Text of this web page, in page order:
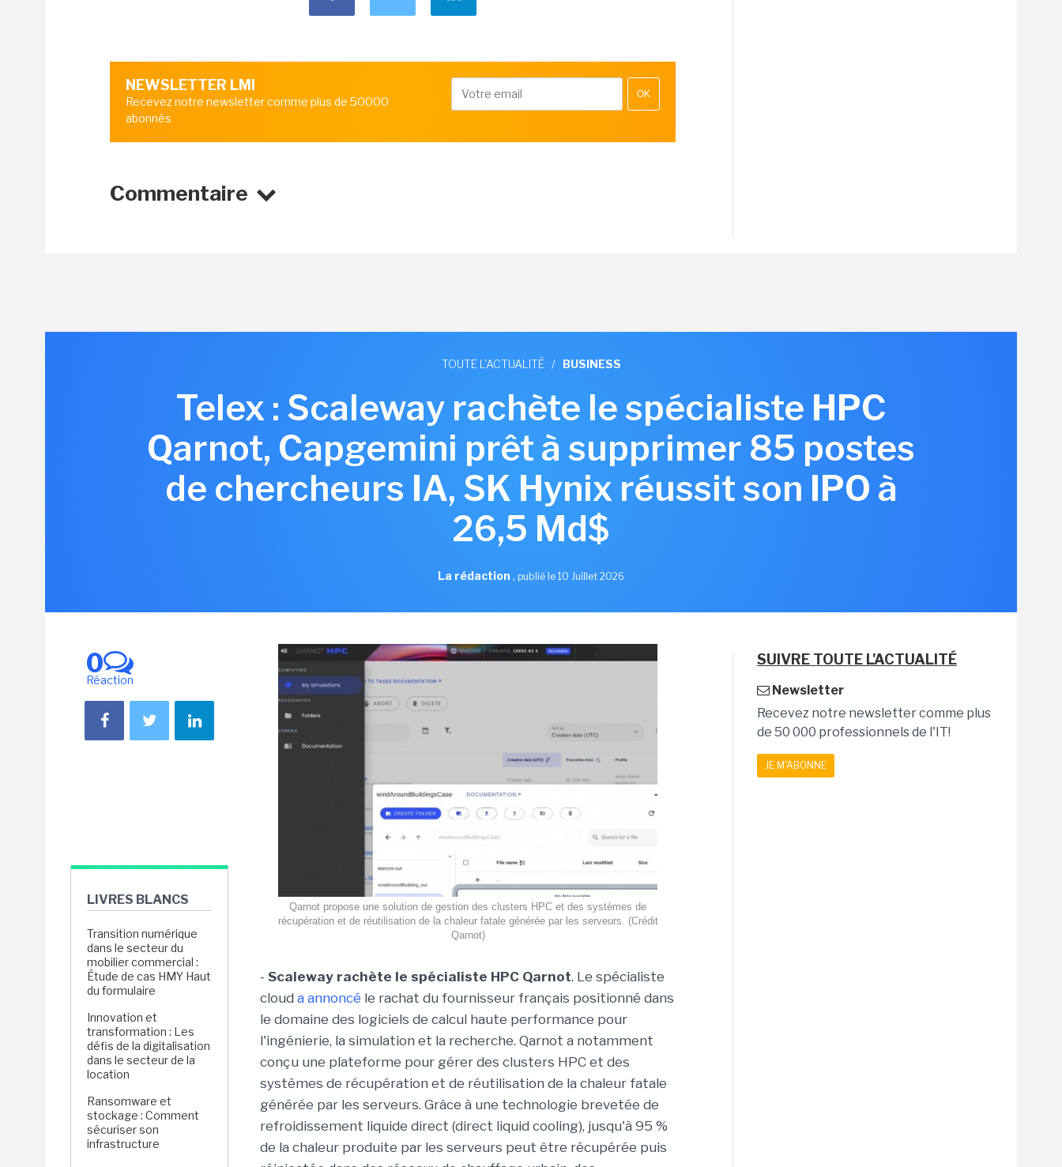
NEWSLETTER LMI
Recevez notre newsletter comme plus de 50000
abonnés
OK
Commentaire
TOUTE L'ACTUALITÉ / BUSINESS
Telex : Scaleway rachète le spécialiste HPC
Qarnot, Capgemini prêt à supprimer 85 postes
de chercheurs IA, SK Hynix réussit son IPO à
26,5 Md$
La rédaction , publié le 10 Juillet 2026
0
Réaction
LIVRES BLANCS
Transition numérique
dans le secteur du
mobilier commercial :
Étude de cas HMY Haut
du formulaire
Innovation et
transformation : Les
défis de la digitalisation
dans le secteur de la
location
Ransomware et
stockage : Comment
sécuriser son
infrastructure
Qarnot propose une solution de gestion des clusters HPC et des systèmes de
récupération et de réutilisation de la chaleur fatale générée par les serveurs. (Crédit
Qarnot)
- Scaleway rachète le spécialiste HPC Qarnot. Le spécialiste
cloud a annoncé le rachat du fournisseur français positionné dans
le domaine des logiciels de calcul haute performance pour
l'ingénierie, la simulation et la recherche. Qarnot a notamment
conçu une plateforme pour gérer des clusters HPC et des
systèmes de récupération et de réutilisation de la chaleur fatale
générée par les serveurs. Grâce à une technologie brevetée de
refroidissement liquide direct (direct liquid cooling), jusqu'à 95 %
de la chaleur produite par les serveurs peut être récupérée puis
SUIVRE TOUTE L'ACTUALITÉ
Newsletter
Recevez notre newsletter comme plus
de 50 000 professionnels de l'IT!
JE M'ABONNE